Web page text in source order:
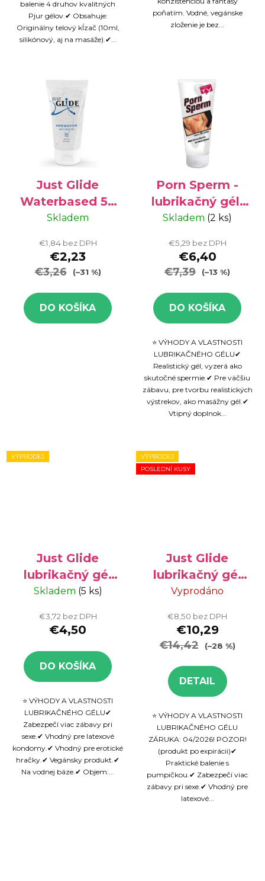
balenie 4 druhov kvalitných
Pjur gélov.✔ Obsahuje:
Originálny telový kĺzač (10ml,
silikónový, aj na masáže).✔...
poňatím. Vodné, vegánske
zloženie je bez...
Just Glide
Waterbased 50
ml
Skladem
€1,84 bez DPH
€2,23
€3,26 (–31 %)
DO KOŠÍKA
Porn Sperm -
lubrikačný gél,
125 ml
Skladem (2 ks)
€5,29 bez DPH
€6,40
€7,39 (–13 %)
DO KOŠÍKA
⭐ VÝHODY A VLASTNOSTI
LUBRIKAČNÉHO GÉLU✔
Realistický gél, vyzerá ako
skutočné spermie.✔ Pre väčšiu
zábavu, pre tvorbu realistických
výstrekov, ako masážny gél.✔
Vtipný doplnok...
VÝPRODEJ
Just Glide
lubrikačný gél
na vodnej báze
Skladem (5 ks)
€3,72 bez DPH
€4,50
DO KOŠÍKA
⭐ VÝHODY A VLASTNOSTI
LUBRIKAČNÉHO GÉLU✔
Zabezpečí viac zábavy pri
sexe.✔ Vhodný pre latexové
kondomy.✔ Vhodný pre erotické
hračky.✔ Vegánsky produkt.✔
Na vodnej báze.✔ Objem:...
VÝPRODEJ
POSLEDNÍ KUSY
Just Glide
lubrikačný gél
na vodnej báze
VÝPREDAJ
Vyprodáno
€8,50 bez DPH
€10,29
€14,42 (–28 %)
DETAIL
⭐ VÝHODY A VLASTNOSTI
LUBRIKAČNÉHO GÉLU
ZÁRUKA: 04/2026! POZOR!
(produkt po expirácii)✔
Praktické balenie s
pumpičkou.✔ Zabezpečí viac
zábavy pri sexe.✔ Vhodný pre
latexové...